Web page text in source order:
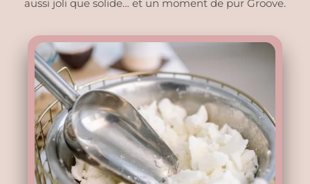
aussi joli que solide… et un moment de pur Groove.